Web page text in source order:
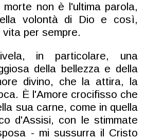
non è l'ultima parola,
volontà di Dio e così,
per sempre.
in particolare, una
della bellezza e della
divino, che la attira, la
È l'Amore crocifisso che
sua carne, come in quella
d'Assisi, con le stimmate
- mi sussurra il Cristo